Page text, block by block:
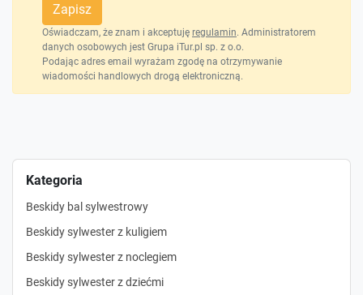
Kategoria
Beskidy bal sylwestrowy
Beskidy sylwester z kuligiem
Beskidy sylwester z noclegiem
Beskidy sylwester z dziećmi
Zapisz
Oświadczam, że znam i akceptuję regulamin. Administratorem
danych osobowych jest Grupa iTur.pl sp. z o.o.
Podając adres email wyrażam zgodę na otrzymywanie
wiadomości handlowych drogą elektroniczną.